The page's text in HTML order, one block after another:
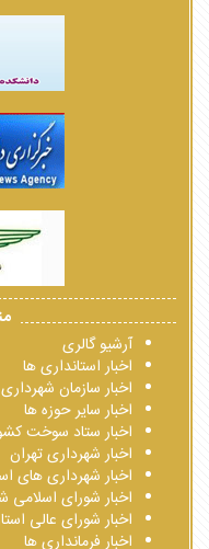
آرشیو گالری
اخبار استانداری ها
اخبار سازمان
اخبار سایر حوزه ها
اخبار ستاد سوخت
اخبار شهرداری تهران
اخبار شهرداری های
اخبار شورای اسلامی
اخبار شورای عالی
اخبار فرمانداری ها